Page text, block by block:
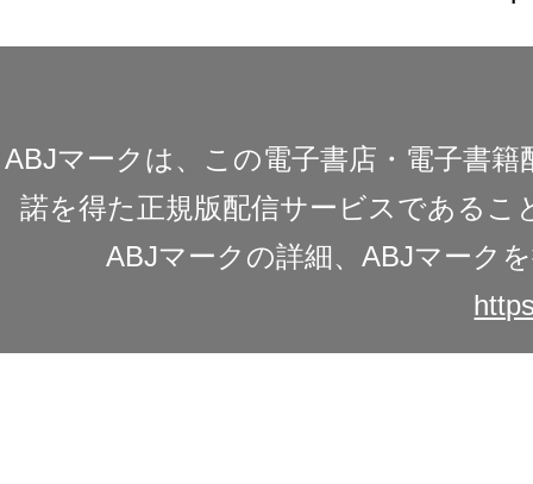
ABJマークは、この電子書店・電子書
諾を得た正規版配信サービスであるこ
ABJマークの詳細、ABJマーク